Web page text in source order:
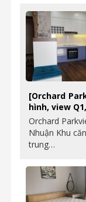
[Orchard
hình, view
Orchard
Nhuận Khu
trung…